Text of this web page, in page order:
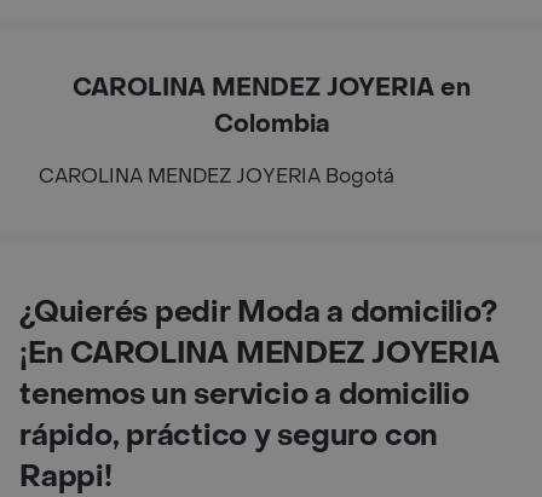
CAROLINA MENDEZ JOYERIA en
Colombia
CAROLINA MENDEZ JOYERIA Bogotá
¿Quierés pedir Moda a domicilio?
¡En CAROLINA MENDEZ JOYERIA
tenemos un servicio a domicilio
rápido, práctico y seguro con
Rappi!